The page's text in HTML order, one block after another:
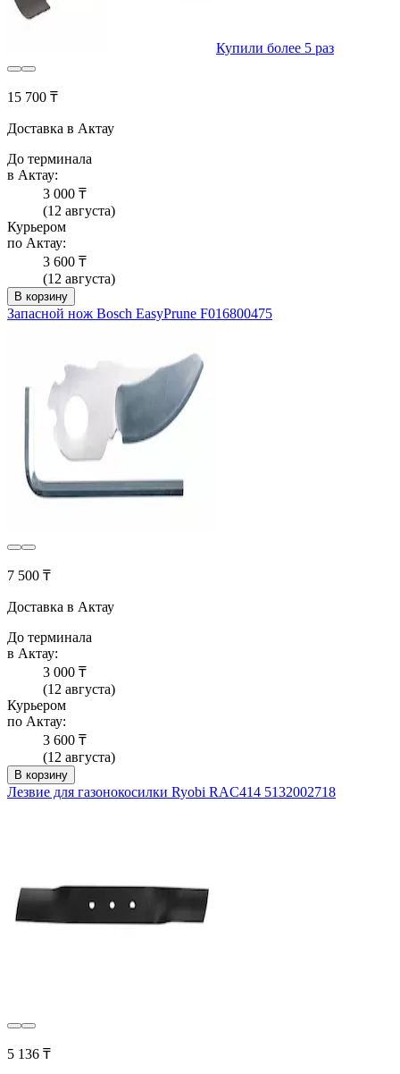
Купили более 5 раз
15 700 ₸
Доставка в Актау
До терминала
в Актау:
3 000 ₸
(12 августа)
Курьером
по Актау:
3 600 ₸
(12 августа)
В корзину
Запасной нож Bosch EasyPrune F016800475
7 500 ₸
Доставка в Актау
До терминала
в Актау:
3 000 ₸
(12 августа)
Курьером
по Актау:
3 600 ₸
(12 августа)
В корзину
Лезвие для газонокосилки Ryobi RAC414 5132002718
5 136 ₸